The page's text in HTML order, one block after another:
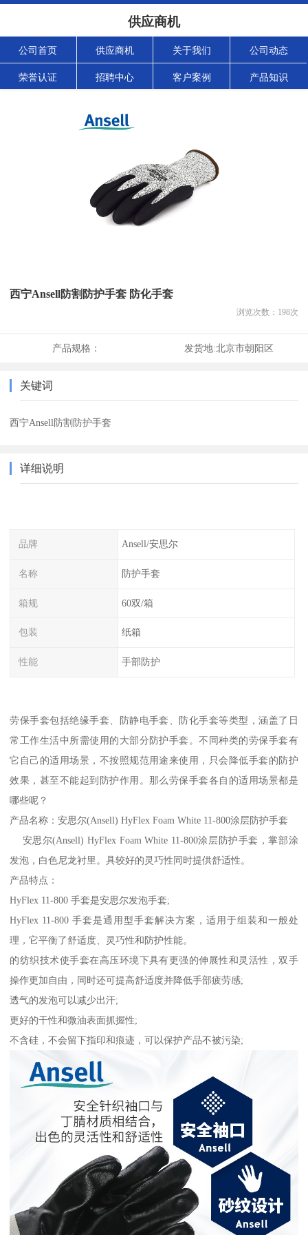
供应商机
公司首页 供应商机 关于我们 公司动态
荣誉认证 招聘中心 客户案例 产品知识
西宁Ansell防割防护手套 防化手套
浏览次数： 198次
产品规格： 发货地:北京市朝阳区
关键词
西宁Ansell防割防护手套
详细说明
品牌 Ansell/安思尔
名称 防护手套
箱规 60双/箱
包装 纸箱
性能 手部防护
劳保手套包括绝缘手套、防静电手套、防化手套等类型，涵盖了日
常工作生活中所需使用的大部分防护手套。不同种类的劳保手套有
它自己的适用场景，不按照规范用途来使用，只会降低手套的防护
效果，甚至不能起到防护作用。那么劳保手套各自的适用场景都是
哪些呢？
产品名称：安思尔(Ansell) HyFlex Foam White 11-800涂层防护手套
安思尔(Ansell) HyFlex Foam White 11-800涂层防护手套，掌部涂
发泡，白色尼龙衬里。具较好的灵巧性同时提供舒适性。
产品特点：
HyFlex 11-800 手套是安思尔发泡手套;
HyFlex 11-800 手套是通用型手套解决方案，适用于组装和一般处
理，它平衡了舒适度、灵巧性和防护性能。
的纺织技术使手套在高压环境下具有更强的伸展性和灵活性，双手
操作更加自由，同时还可提高舒适度并降低手部疲劳感;
透气的发泡可以减少出汗;
更好的干性和微油表面抓握性;
不含硅，不会留下指印和痕迹，可以保护产品不被污染;